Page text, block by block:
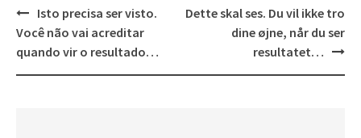
Post
navigation
Isto precisa ser visto.
Você não vai acreditar
quando vir o resultado…
Dette skal ses. Du vil ikke tro
dine øjne, når du ser
resultatet…